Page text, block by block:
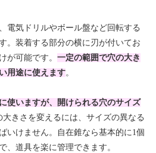
電気ドリルやボール盤など回転する
。装着する部分の横に刃が付いてお
が可能です。 一定の範囲で穴の大き
用途に使えます。
使いますが、開けられる穴のサイズ
きさを変えるには、サイズの異なる
いけません。自在錐なら基本的に1個
、道具を楽に管理できます。